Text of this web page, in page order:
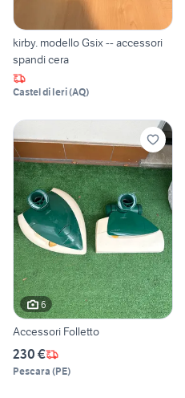
kirby. modello Gsix -- accessori
spandi cera
Castel di Ieri(AQ)
6
Accessori Folletto
230 €
Pescara (PE)